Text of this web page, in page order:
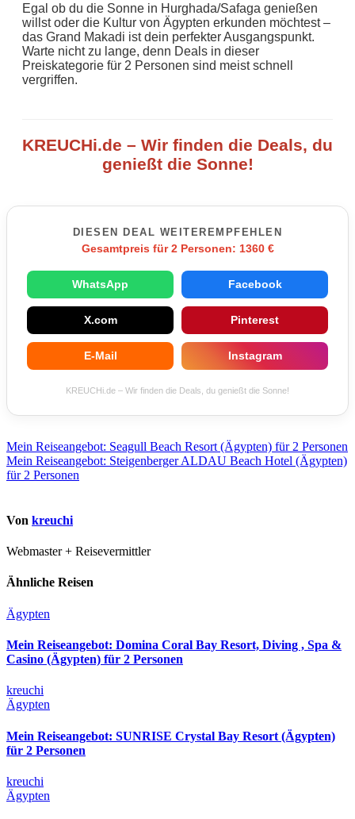
Egal ob du die Sonne in Hurghada/Safaga genießen
willst oder die Kultur von Ägypten erkunden möchtest –
das Grand Makadi ist dein perfekter Ausgangspunkt.
Warte nicht zu lange, denn Deals in dieser
Preiskategorie für 2 Personen sind meist schnell
vergriffen.
KREUCHi.de – Wir finden die Deals, du
genießt die Sonne!
DIESEN DEAL WEITEREMPFEHLEN
Gesamtpreis für 2 Personen: 1360 €
WhatsApp Facebook
X.com Pinterest
E-Mail Instagram
KREUCHi.de – Wir finden die Deals, du genießt die Sonne!
Beitragsnavigation
Mein Reiseangebot: Seagull Beach Resort (Ägypten) für 2 Personen
Mein Reiseangebot: Steigenberger ALDAU Beach Hotel (Ägypten)
für 2 Personen
Von kreuchi
Webmaster + Reisevermittler
Ähnliche Reisen
Ägypten
Mein Reiseangebot: Domina Coral Bay Resort, Diving , Spa &
Casino (Ägypten) für 2 Personen
kreuchi
Ägypten
Mein Reiseangebot: SUNRISE Crystal Bay Resort (Ägypten)
für 2 Personen
kreuchi
Ägypten